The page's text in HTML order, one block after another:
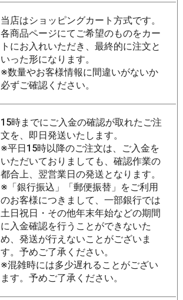
当店はショッピングカート方式です。
各商品ページにてご希望のものをカー
トにお入れいただき、最終的に注文と
いった形になります。
※数量やお客様情報に間違いがないか
必ずご確認ください。
15時までにご入金の確認が取れたご注
文を、即日発送いたします。
※平日15時以降のご注文は、ご入金を
いただいておりましても、確認作業の
都合上、翌営業日の発送となります。
※「銀行振込」「郵便振替」をご利用
のお客様につきまして、一部銀行では
土日祝日・その他年末年始などの期間
に入金確認を行うことができないた
め、発送が行えないことがございま
す。予めご了承ください。
※混雑時には多少遅れることがござい
ます。予めご了承ください。